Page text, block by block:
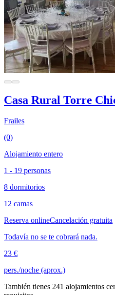
Casa Rural Torre
Frailes
(0)
Alojamiento entero
1 - 19 personas
8 dormitorios
12 camas
Reserva onlineCancelación gratuita
Todavía no se te cobrará nada.
23 €
pers./noche (aprox.)
También tienes 241 alojamientos